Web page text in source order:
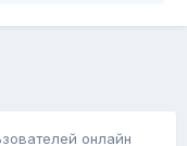
онлайн